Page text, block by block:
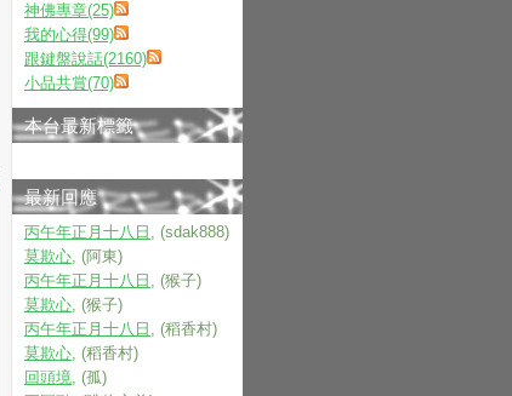
神佛專章(25)
我的心得(99)
跟鍵盤說話(2160)
小品共賞(70)
本台最新標籤
最新回應
丙午年正月十八日 , (sdak888)
莫欺心, (阿東)
丙午年正月十八日 , (猴子)
莫欺心, (猴子)
丙午年正月十八日 , (稻香村)
莫欺心, (稻香村)
回頭境, (孤)